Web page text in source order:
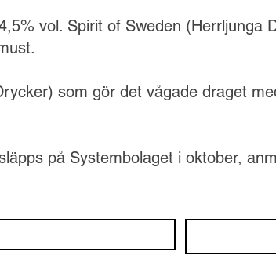
vol. Spirit of Sweden (Herrljunga
som gör det vågade draget
på Systembolaget i oktober,